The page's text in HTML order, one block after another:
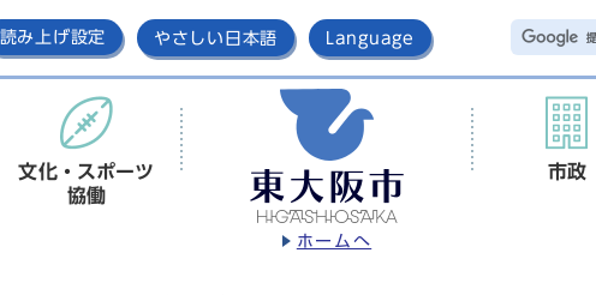
読み上げ設定 やさしい日本語 Language
ホームへ
文化・スポーツ
協働
市政